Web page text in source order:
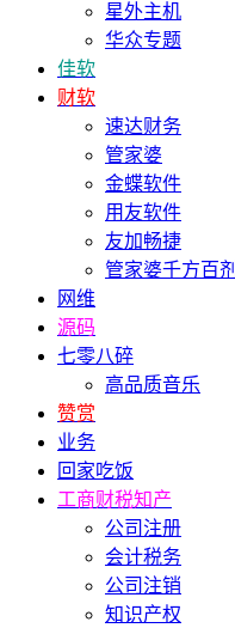
星外主机
华众专题
佳软
财软
速达财务
管家婆
金蝶软件
用友软件
友加畅捷
管家婆千方百剂
网维
源码
七零八碎
高品质音乐
赞赏
业务
回家吃饭
工商财税知产
公司注册
会计税务
公司注销
知识产权